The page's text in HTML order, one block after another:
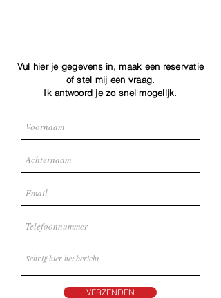
Vul hier je gegevens in, maak een reservatie
of stel mij een vraag.
Ik antwoord je zo snel mogelijk.
VERZENDEN